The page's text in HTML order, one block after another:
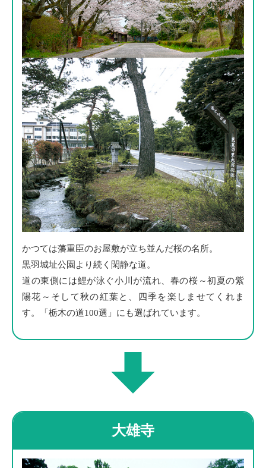
かつては藩重臣のお屋敷が立ち並んだ桜の名所。
黒羽城址公園より続く閑静な道。
道の東側には鯉が泳ぐ小川が流れ、春の桜～初夏の紫
陽花～そして秋の紅葉と、四季を楽しませてくれま
す。「栃木の道100選」にも選ばれています。
大雄寺